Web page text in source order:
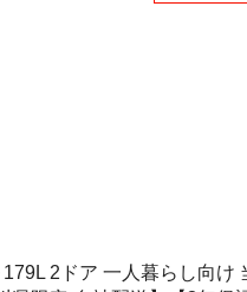
2ドア 一人暮らし向